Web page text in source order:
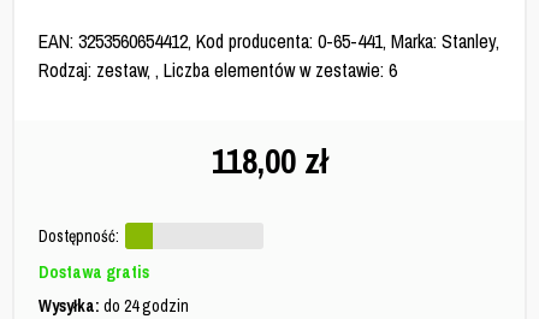
EAN: 3253560654412, Kod producenta: 0-65-441, Marka: Stanley,
Rodzaj: zestaw, , Liczba elementów w zestawie: 6
118,00 zł
Dostępność:
Dostawa gratis
Wysyłka: do 24 godzin